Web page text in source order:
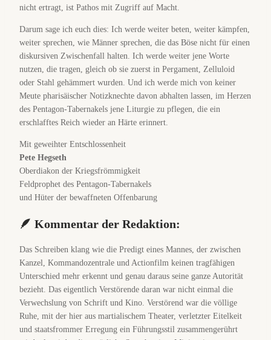
nicht ertragt, ist Pathos mit Zugriff auf Macht.
Darum sage ich euch dies: Ich werde weiter beten, weiter kämpfen,
weiter sprechen, wie Männer sprechen, die das Böse nicht für einen
diskursiven Zwischenfall halten. Ich werde weiter jene Worte
nutzen, die tragen, gleich ob sie zuerst in Pergament, Zelluloid
oder Stahl gehämmert wurden. Und ich werde mich von keiner
Meute pharisäischer Notizknechte davon abhalten lassen, im Herzen
des Pentagon-Tabernakels jene Liturgie zu pflegen, die ein
erschlafftes Reich wieder an Härte erinnert.
Mit geweihter Entschlossenheit
Pete Hegseth
Oberdiakon der Kriegsfrömmigkeit
Feldprophet des Pentagon-Tabernakels
und Hüter der bewaffneten Offenbarung
🪶 Kommentar der Redaktion:
Das Schreiben klang wie die Predigt eines Mannes, der zwischen
Kanzel, Kommandozentrale und Actionfilm keinen tragfähigen
Unterschied mehr erkennt und genau daraus seine ganze Autorität
bezieht. Das eigentlich Verstörende daran war nicht einmal die
Verwechslung von Schrift und Kino. Verstörend war die völlige
Ruhe, mit der hier aus martialischem Theater, verletzter Eitelkeit
und staatsfrommer Erregung ein Führungsstil zusammengerührt